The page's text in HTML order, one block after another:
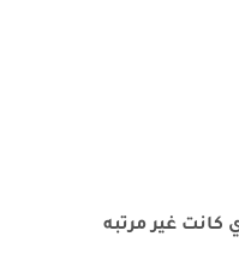
كانت غير مرتبه